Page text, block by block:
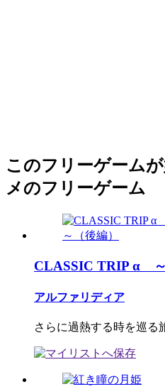
このフリーゲーム
メのフリーゲーム
CLASSIC TRIP α
アルファリディア
さらに過熱する時を巡る